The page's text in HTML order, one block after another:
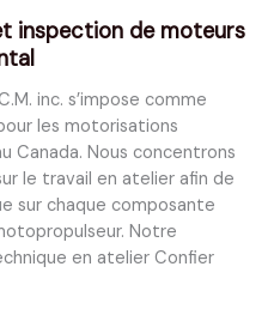
inspection de moteurs
inc. s’impose comme
les motorisations
Canada. Nous concentrons
le travail en atelier afin de
sur chaque composante
Notre
en atelier Confier